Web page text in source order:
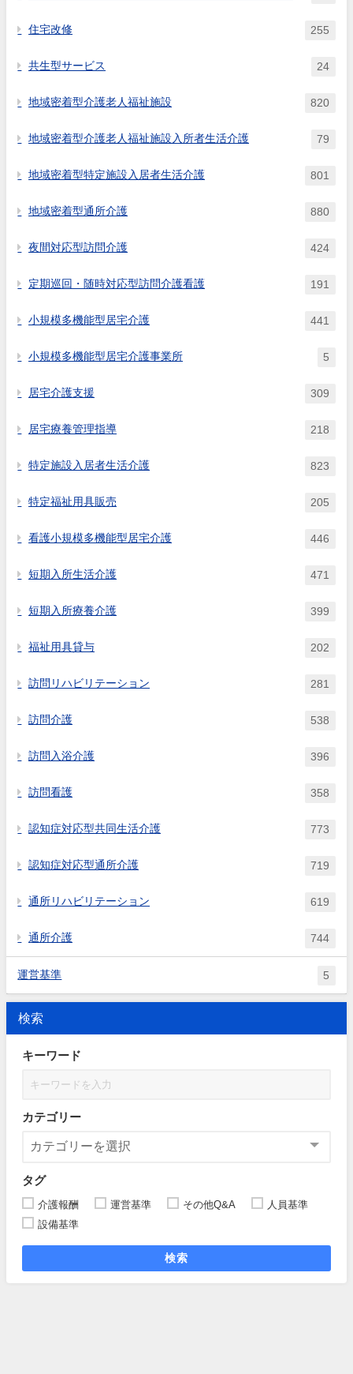
住宅改修 255
共生型サービス 24
地域密着型介護老人福祉施設 820
地域密着型介護老人福祉施設入所者生活介護 79
地域密着型特定施設入居者生活介護 801
地域密着型通所介護 880
夜間対応型訪問介護 424
定期巡回・随時対応型訪問介護看護 191
小規模多機能型居宅介護 441
小規模多機能型居宅介護事業所 5
居宅介護支援 309
居宅療養管理指導 218
特定施設入居者生活介護 823
特定福祉用具販売 205
看護小規模多機能型居宅介護 446
短期入所生活介護 471
短期入所療養介護 399
福祉用具貸与 202
訪問リハビリテーション 281
訪問介護 538
訪問入浴介護 396
訪問看護 358
認知症対応型共同生活介護 773
認知症対応型通所介護 719
通所リハビリテーション 619
通所介護 744
運営基準 5
検索
キーワード
カテゴリー
タグ
介護報酬 運営基準 その他Q&A
人員基準
設備基準
検索